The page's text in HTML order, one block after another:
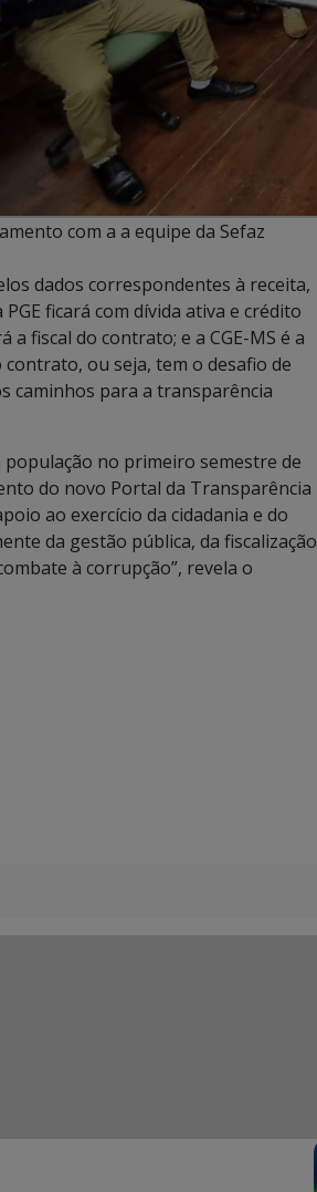
com a a equipe da Sefaz
dados correspondentes à receita,
ficará com dívida ativa e crédito
fiscal do contrato; e a CGE-MS é a
ou seja, tem o desafio de
caminhos para a transparência
no primeiro semestre de
do novo Portal da Transparência
ao exercício da cidadania e do
da gestão pública, da fiscalização
à corrupção”, revela o